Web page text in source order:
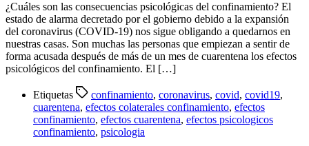
¿Cuáles son las consecuencias psicológicas del confinamiento? El
estado de alarma decretado por el gobierno debido a la expansión
del coronavirus (COVID-19) nos sigue obligando a quedarnos en
nuestras casas. Son muchas las personas que empiezan a sentir de
forma acusada después de más de un mes de cuarentena los efectos
psicológicos del confinamiento. El […]
Etiquetas confinamiento, coronavirus, covid, covid19,
cuarentena, efectos colaterales confinamiento, efectos
confinamiento, efectos cuarentena, efectos psicologicos
confinamiento, psicologia